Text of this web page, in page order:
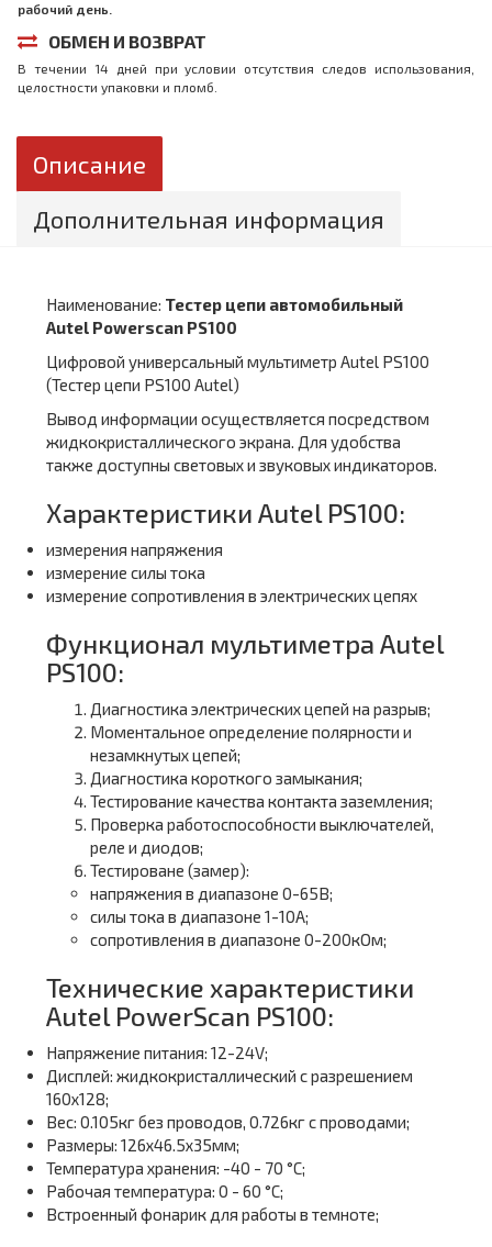
рабочий день.
ОБМЕН И ВОЗВРАТ
В течении 14 дней при условии отсутствия следов использования,
целостности упаковки и пломб.
Описание
Дополнительная информация
Наименование: Тестер цепи автомобильный
Autel Powerscan PS100
Цифровой универсальный мультиметр Autel PS100
(Тестер цепи PS100 Autel)
Вывод информации осуществляется посредством
жидкокристаллического экрана. Для удобства
также доступны световых и звуковых индикаторов.
Характеристики Autel PS100:
измерения напряжения
измерение силы тока
измерение сопротивления в электрических цепях
Функционал мультиметра Autel
PS100:
Диагностика электрических цепей на разрыв;
Моментальное определение полярности и
незамкнутых цепей;
Диагностика короткого замыкания;
Тестирование качества контакта заземления;
Проверка работоспособности выключателей,
реле и диодов;
Тестироване (замер):
напряжения в диапазоне 0-65В;
силы тока в диапазоне 1-10А;
сопротивления в диапазоне 0-200кОм;
Технические характеристики
Autel PowerScan PS100:
Напряжение питания: 12-24V;
Дисплей: жидкокристаллический с разрешением
160х128;
Вес: 0.105кг без проводов, 0.726кг с проводами;
Размеры: 126х46.5х35мм;
Температура хранения: -40 - 70 °C;
Рабочая температура: 0 - 60 °C;
Встроенный фонарик для работы в темноте;